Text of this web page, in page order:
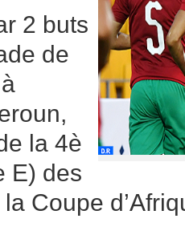
2 buts
de
la 4è
E) des
Coupe